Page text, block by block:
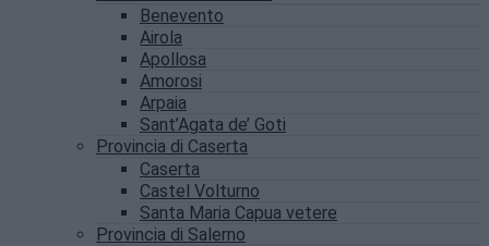
Benevento
Airola
Apollosa
Amorosi
Arpaia
Sant’Agata de’ Goti
Provincia di Caserta
Caserta
Castel Volturno
Santa Maria Capua vetere
Provincia di Salerno